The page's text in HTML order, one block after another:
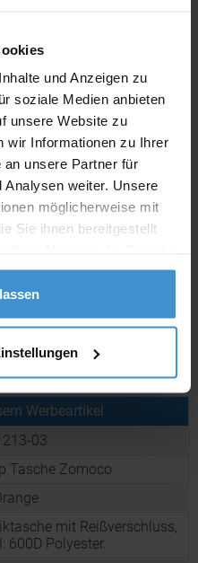
und Anzeigen zu
soziale Medien anbieten
unsere Website zu
wir Informationen zu Ihrer
an unsere Partner für
Analysen weiter. Unsere
möglicherweise mit
Sie ihnen bereitgestellt
ca. 10 Werktage
ca. 3 - 5 Werktage
Werbeartikel
03
Tasche Zomoco
mit Reißverschluss,
600D Polyester.